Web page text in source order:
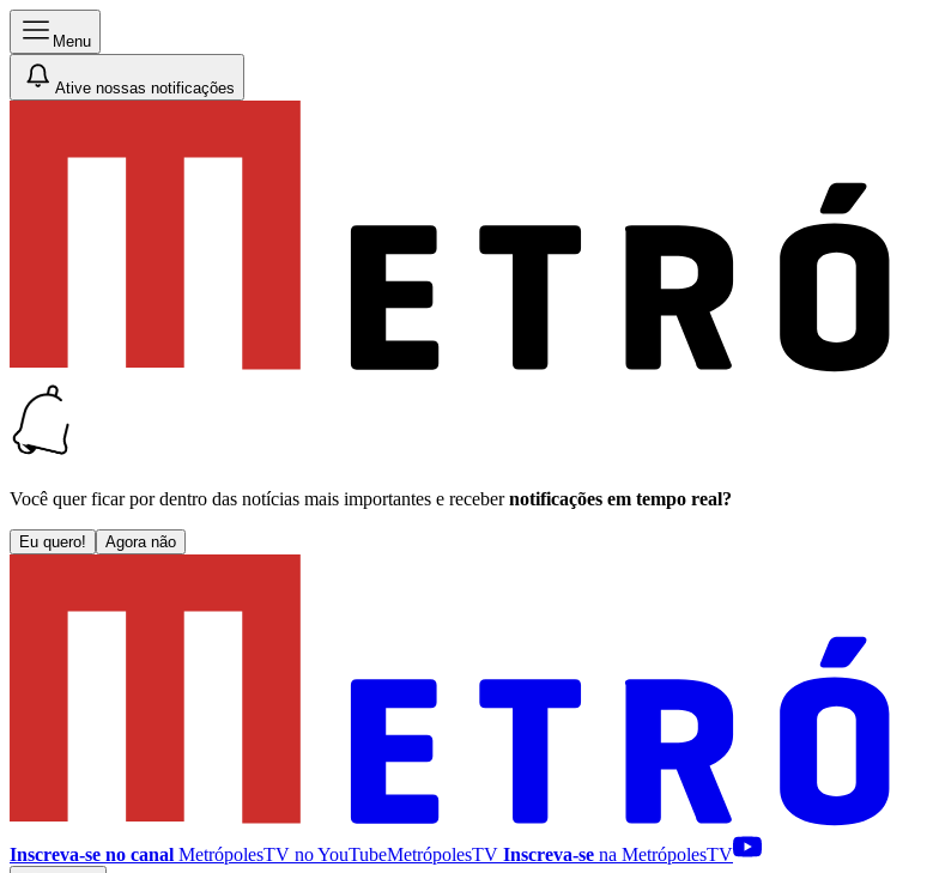
Menu
Ative nossas notificações
Você quer ficar por dentro das notícias mais importantes e receber notificações em tempo real?
Eu quero! Agora não
Inscreva-se no canal MetrópolesTV noYouTubeMetrópolesTV Inscreva-se na MetrópolesTV